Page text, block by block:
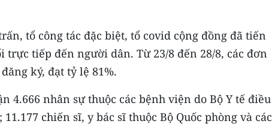
tổ công tác đặc biệt, tổ covid cộng đồng đã tiến
tiếp đến người dân. Từ 23/8 đến 28/8, các đơn
ký, đạt tỷ lệ 81%.
4.666 nhân sự thuộc các bệnh viện do Bộ Y tế điều
chiến sĩ, y bác sĩ thuộc Bộ Quốc phòng và các